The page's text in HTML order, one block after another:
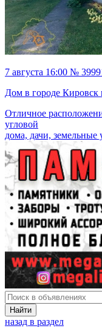
7 августа 16:00 №
Дом в городе Кировск
Отличное
угловой
дома, дачи, земельные
Найти
назад в раздел